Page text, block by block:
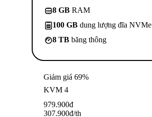
8 GB RAM
100 GB dung lượng đĩa NVMe
8 TB băng thông
Giảm giá 69%
KVM 4
979.900đ
307.900đ/th